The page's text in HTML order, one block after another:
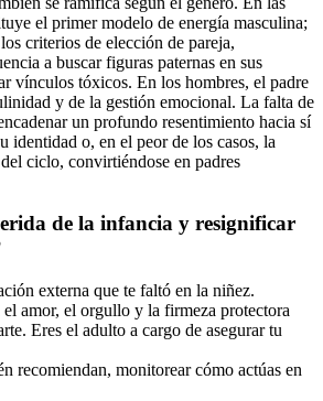
el primer modelo de energía masculina;
criterios de elección de pareja,
a buscar figuras paternas en sus
vínculos tóxicos. En los hombres, el padre
y de la gestión emocional. La falta de
un profundo resentimiento hacia sí
identidad o, en el peor de los casos, la
ciclo, convirtiéndose en padres
de la infancia y resignificar
externa que te faltó en la niñez.
amor, el orgullo y la firmeza protectora
Eres el adulto a cargo de asegurar tu
recomiendan, monitorear cómo actúas en